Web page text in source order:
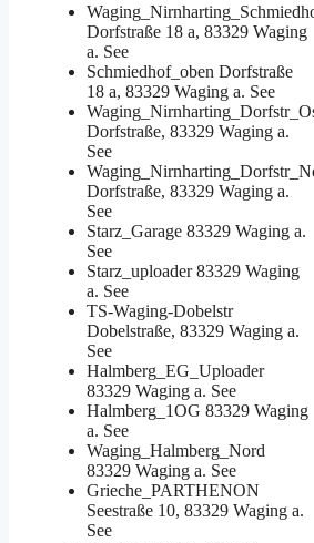
Dorfstraße 18 a, 83329 Waging
a. See
Schmiedhof_oben Dorfstraße
18 a, 83329 Waging a. See
Dorfstraße, 83329 Waging a.
See
Dorfstraße, 83329 Waging a.
See
Starz_Garage 83329 Waging a.
See
Starz_uploader83329 Waging
a. See
TS-Waging-Dobelstr
Dobelstraße, 83329 Waging a.
See
Halmberg_EG_Uploader
83329 Waging a. See
Halmberg_1OG 83329 Waging
a. See
Waging_Halmberg_Nord
83329 Waging a. See
Grieche_PARTHENON
Seestraße 10, 83329 Waging a.
See